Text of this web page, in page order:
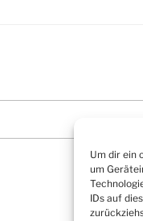
Um dir ein
um
IDs auf